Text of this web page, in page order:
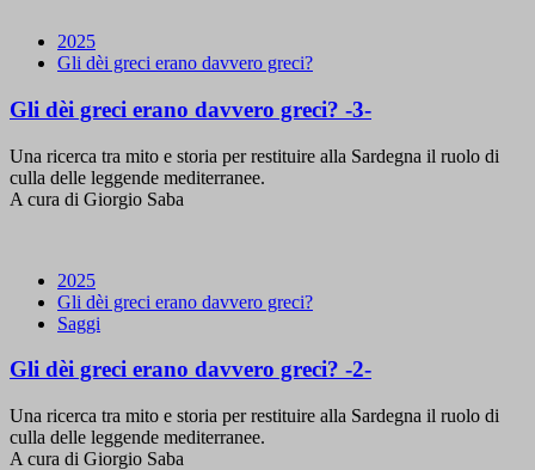
2025
Gli dèi greci erano davvero greci?
Gli dèi greci erano davvero greci? -3-
Una ricerca tra mito e storia per restituire alla Sardegna il ruolo di
culla delle leggende mediterranee.
A cura di Giorgio Saba
2025
Gli dèi greci erano davvero greci?
Saggi
Gli dèi greci erano davvero greci? -2-
Una ricerca tra mito e storia per restituire alla Sardegna il ruolo di
culla delle leggende mediterranee.
A cura di Giorgio Saba